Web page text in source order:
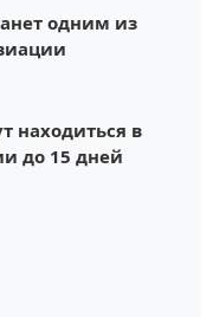
одним из
находиться в
до 15 дней